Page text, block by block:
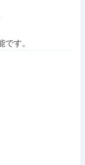
す。